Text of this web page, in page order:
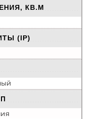
КВ.М
(IP)